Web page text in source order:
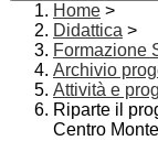
Home >
Didattica >
Formazione
Archivio
Attività e
Riparte il
Centro